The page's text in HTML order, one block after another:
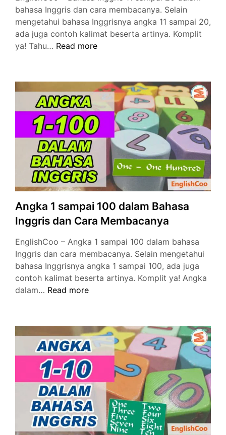
bahasa Inggris dan cara membacanya. Selain
mengetahui bahasa Inggrisnya angka 11 sampai 20,
ada juga contoh kalimat beserta artinya. Komplit
ya! Tahu… Bahasa
sampai
20
dan
Cara
Membacanya
Lengkap
Read more
Angka 1 sampai 100 dalam Bahasa
Inggris dan Cara Membacanya
EnglishCoo – Angka 1 sampai 100 dalam bahasa
Inggris dan cara membacanya. Selain mengetahui
bahasa Inggrisnya angka 1 sampai 100, ada juga
contoh kalimat beserta artinya. Komplit ya! Angka
dalam… Angka
100
dalam
Bahasa
Inggris
dan
Cara
Membacanya
Read more